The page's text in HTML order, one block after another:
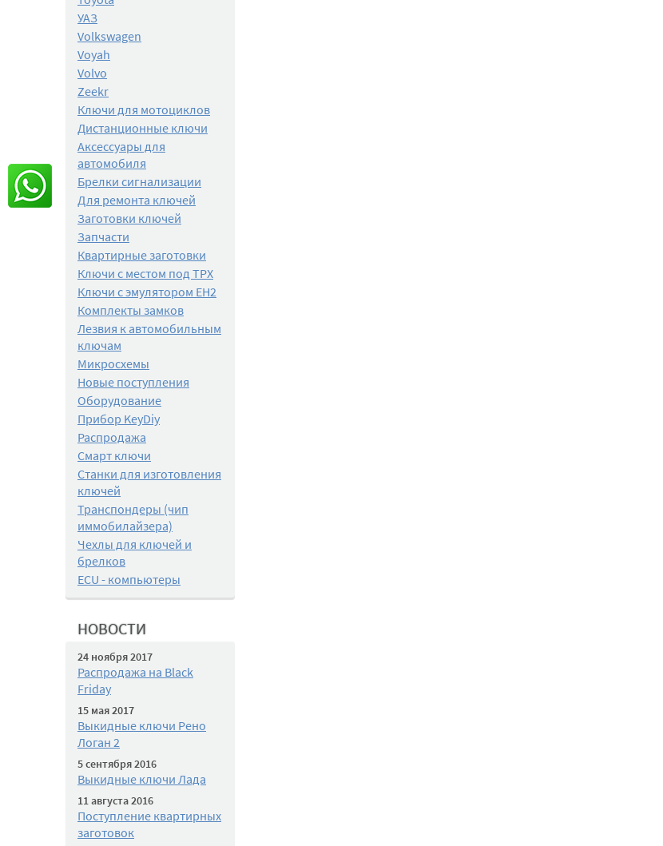
УАЗ
Volkswagen
Voyah
Volvo
Zeekr
Ключи для мотоциклов
Дистанционные ключи
Аксессуары для
автомобиля
Брелки сигнализации
Для ремонта ключей
Заготовки ключей
Запчасти
Квартирные заготовки
Ключи с местом под TPX
Ключи с эмулятором EH2
Комплекты замков
Лезвия к автомобильным
ключам
Микросхемы
Новые поступления
Оборудование
Прибор KeyDiy
Распродажа
Смарт ключи
Станки для изготовления
ключей
Транспондеры (чип
иммобилайзера)
Чехлы для ключей и
брелков
ECU - компьютеры
НОВОСТИ
24 ноября 2017
Распродажа на Black
Friday
15 мая 2017
Выкидные ключи Рено
Логан 2
5 сентября 2016
Выкидные ключи Лада
11 августа 2016
Поступление квартирных
заготовок